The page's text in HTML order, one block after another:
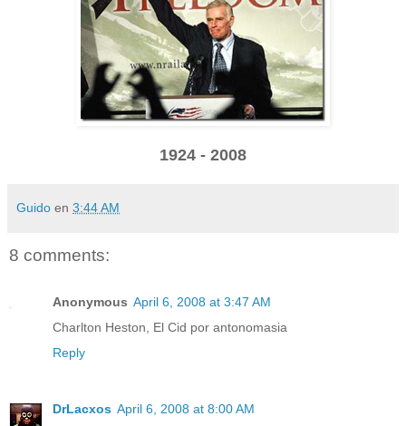
1924 - 2008
Guido en 3:44 AM
8 comments:
Anonymous April 6, 2008 at 3:47 AM
Charlton Heston, El Cid por antonomasia
Reply
DrLacxos April 6, 2008 at 8:00 AM